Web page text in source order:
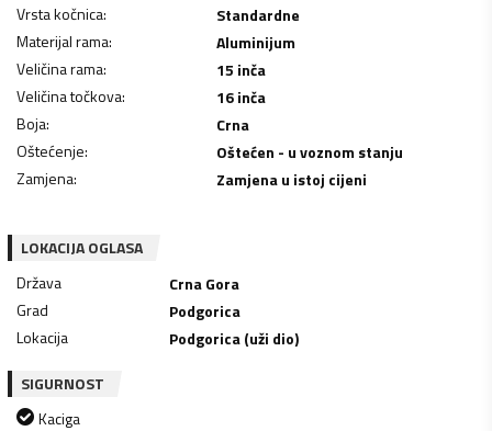
Vrsta kočnica:
Standardne
Materijal rama:
Aluminijum
Veličina rama:
15 inča
Veličina točkova:
16 inča
Boja:
Crna
Oštećenje:
Oštećen - u voznom stanju
Zamjena: Zamjena u istoj cijeni
LOKACIJA OGLASA
Država
Crna Gora
Grad
Podgorica
Lokacija
Podgorica (uži dio)
SIGURNOST
Kaciga